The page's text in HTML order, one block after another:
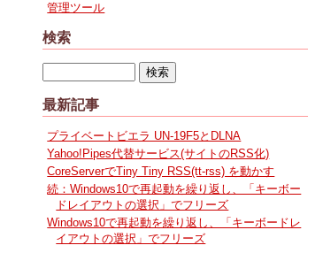
管理ツール
検索
最新記事
プライベートビエラ UN-19F5とDLNA
Yahoo!Pipes代替サービス(サイトのRSS化)
CoreServerでTiny Tiny RSS(tt-rss) を動かす
続：Windows10で再起動を繰り返し、「キーボー
ドレイアウトの選択」でフリーズ
Windows10で再起動を繰り返し、「キーボードレ
イアウトの選択」でフリーズ